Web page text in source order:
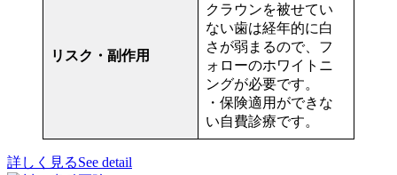
リスク・副作用
クラウンを被せてい
ない歯は経年的に白
さが弱まるので、フ
ォローのホワイトニ
ングが必要です。
・保険適用ができな
い自費診療です。
詳しく見るSee detail